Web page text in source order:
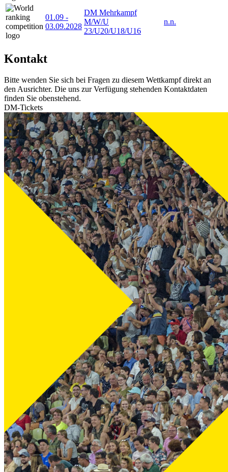
01.09 -
03.09.2028
DM Mehrkampf
M/W/U
23/U20/U18/U16
n.n.
Kontakt
Bitte wenden Sie sich bei Fragen zu diesem Wettkampf direkt an
den Ausrichter. Die uns zur Verfügung stehenden Kontaktdaten
finden Sie obenstehend.
DM-Tickets